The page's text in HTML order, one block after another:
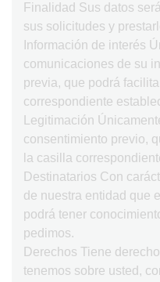
Finalidad Sus datos
sus solicitudes y
Información de interés
comunicaciones de su
previa, que podrá
correspondiente
Legitimación
consentimiento previo,
la casilla
Destinatarios Con
de nuestra entidad que
podrá tener
pedimos.
Derechos Tiene
tenemos sobre usted,